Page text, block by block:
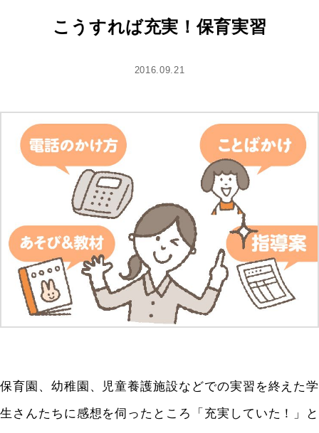
こうすれば充実！保育実習
2016.09.21
保育園、幼稚園、児童養護施設などでの実習を終えた学
生さんたちに感想を伺ったところ「充実していた！」と